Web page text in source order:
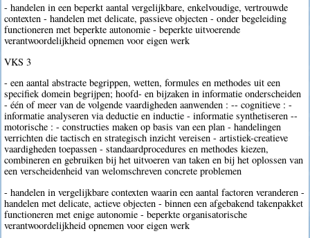
- handelen in een beperkt aantal vergelijkbare, enkelvoudige, vertrouwde
contexten - handelen met delicate, passieve objecten - onder begeleiding
functioneren met beperkte autonomie - beperkte uitvoerende
verantwoordelijkheid opnemen voor eigen werk
VKS 3
- een aantal abstracte begrippen, wetten, formules en methodes uit een
specifiek domein begrijpen; hoofd- en bijzaken in informatie onderscheiden
- één of meer van de volgende vaardigheden aanwenden : -- cognitieve : -
informatie analyseren via deductie en inductie - informatie synthetiseren --
motorische : - constructies maken op basis van een plan - handelingen
verrichten die tactisch en strategisch inzicht vereisen - artistiek-creatieve
vaardigheden toepassen - standaardprocedures en methodes kiezen,
combineren en gebruiken bij het uitvoeren van taken en bij het oplossen van
een verscheidenheid van welomschreven concrete problemen
- handelen in vergelijkbare contexten waarin een aantal factoren veranderen -
handelen met delicate, actieve objecten - binnen een afgebakend takenpakket
functioneren met enige autonomie - beperkte organisatorische
verantwoordelijkheid opnemen voor eigen werk